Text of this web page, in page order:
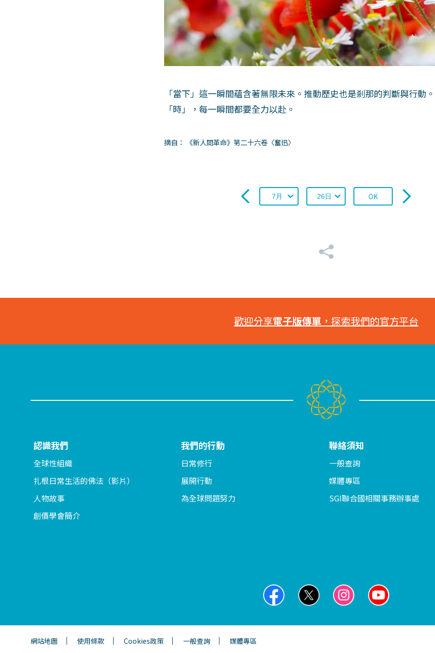
「當下」這一瞬間蘊含著無限未來。推動歷史也是剎那的判斷與行動
「時」，每一瞬間都要全力以赴。
摘自： 《新人間革命》第二十六卷〈奮迅〉
OK
歡迎分享電子版傳單 ，探索我們的官方平台
認識我們
全球性組織
扎根日常生活的佛法（影片）
人物故事
創價學會簡介
我們的行動
日常修行
展開行動
為全球問題努力
聯絡須知
一般查詢
媒體專區
SGI聯合國相關事務辦事處
網站地圖 使用條款 Cookies政策 一般查詢 媒體專區